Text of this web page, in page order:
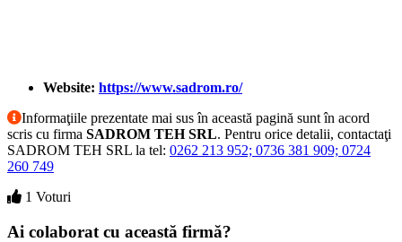
Website: https://www.sadrom.ro/
Informaţiile prezentate mai sus în această pagină sunt în acord
scris cu firma SADROM TEH SRL. Pentru orice detalii, contactaţi
SADROM TEH SRL la tel: 0262 213 952; 0736 381 909; 0724
260 749
1 Voturi
Ai colaborat cu această firmă?